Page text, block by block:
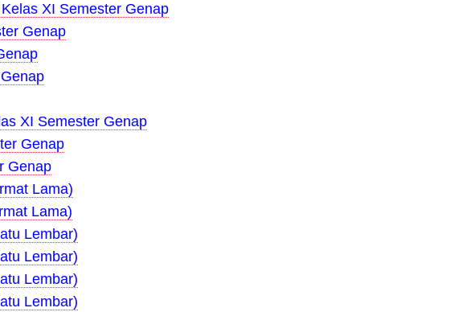
XI Semester Genap
Genap
XI Semester Genap
Genap
Genap
Lama)
Lama)
Lembar)
Lembar)
Lembar)
Lembar)